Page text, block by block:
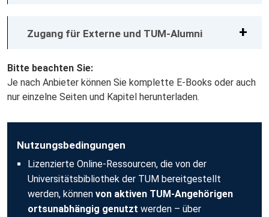
Zugang für Externe und TUM-Alumni
Bitte beachten Sie:
Je nach Anbieter können Sie komplette E-Books oder auch
nur einzelne Seiten und Kapitel herunterladen.
Nutzungsbedingungen
Lizenzierte Online-Ressourcen, die von der
Universitätsbibliothek der TUM bereitgestellt
werden, können von aktiven TUM-Angehörigen
ortsunabhängig genutzt werden – über